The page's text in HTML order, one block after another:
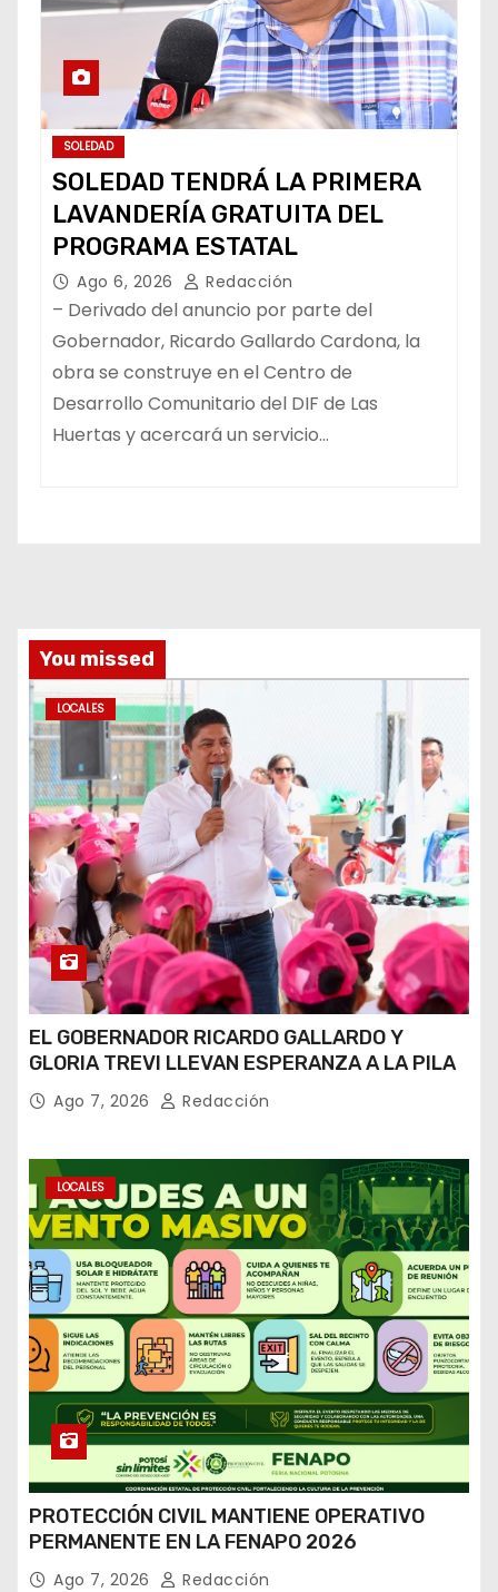
SOLEDAD
SOLEDAD TENDRÁ LA PRIMERA
LAVANDERÍA GRATUITA DEL
PROGRAMA ESTATAL
Ago 6, 2026 Redacción
– Derivado del anuncio por parte del
Gobernador, Ricardo Gallardo Cardona, la
obra se construye en el Centro de
Desarrollo Comunitario del DIF de Las
Huertas y acercará un servicio…
You missed
LOCALES
EL GOBERNADOR RICARDO GALLARDO Y
GLORIA TREVI LLEVAN ESPERANZA A LA PILA
Ago 7, 2026 Redacción
LOCALES
PROTECCIÓN CIVIL MANTIENE OPERATIVO
PERMANENTE EN LA FENAPO 2026
Ago 7, 2026 Redacción